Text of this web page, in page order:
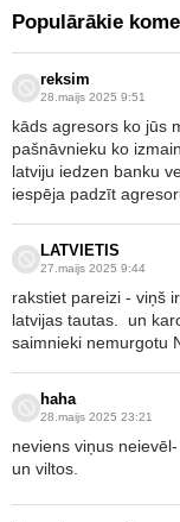
Populārākie
reksim
28.maijs 2025 9:51
kāds agresors ko jūs
pašnāvnieku ko
latviju iedzen banku
iespēja padzīt
LATVIETIS
27.maijs 2025 9:44
rakstiet pareizi - viņš
latvijas tautas. un
saimnieki nemurgotu
haha
28.maijs 2025 23:21
neviens viņus
un viltos.